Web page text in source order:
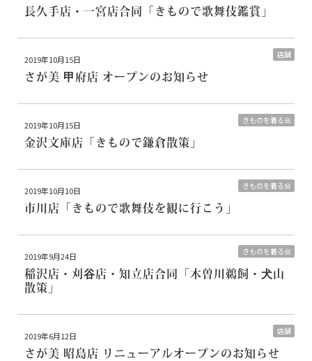
長久手店・一宮店合同 「きもので歌舞伎鑑賞」
店舗
2019年10月15日
さが美 甲府店 オープンのお知らせ
きものを着る会
2019年10月15日
金沢文庫店 「きもので鎌倉散策」
きものを着る会
2019年10月10日
市川店 「きもので歌舞伎を観に行こう」
きものを着る会
2019年9月24日
稲沢店・刈谷店・知立店合同 「木曽川鵜飼・犬山
散策」
店舗
2019年6月12日
さが美 昭島店 リニューアルオープンのお知らせ